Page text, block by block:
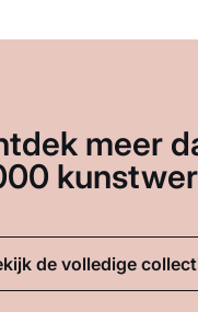
meer
de volledige